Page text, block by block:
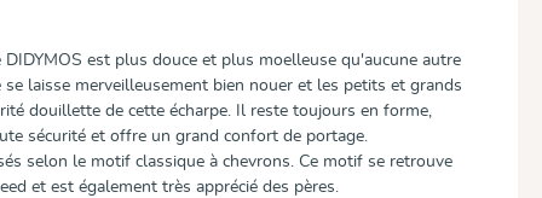
DIDYMOS est plus douce et plus moelleuse qu'aucune autre
se laisse merveilleusement bien nouer et les petits et grands
douillette de cette écharpe. Il reste toujours en forme,
sécurité et offre un grand confort de portage.
selon le motif classique à chevrons. Ce motif se retrouve
et est également très apprécié des pères.